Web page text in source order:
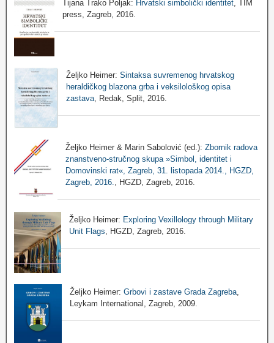
Tijana Trako Poljak: Hrvatski simbolički identitet , TIM
press, Zagreb, 2016.
Željko Heimer: Sintaksa suvremenog hrvatskog
heraldičkog blazona grba i veksilološkog opisa
zastava, Redak, Split, 2016.
Željko Heimer & Marin Sabolović (ed.): Zbornik radova
znanstveno-stručnog skupa »Simbol, identitet i
Domovinski rat«, Zagreb, 31. listopada 2014., HGZD,
Zagreb, 2016.
, HGZD, Zagreb, 2016.
Željko Heimer: Exploring Vexillology through Military
Unit Flags , HGZD, Zagreb, 2016.
Željko Heimer: Grbovi i zastave Grada Zagreba
Leykam International, Zagreb, 2009.